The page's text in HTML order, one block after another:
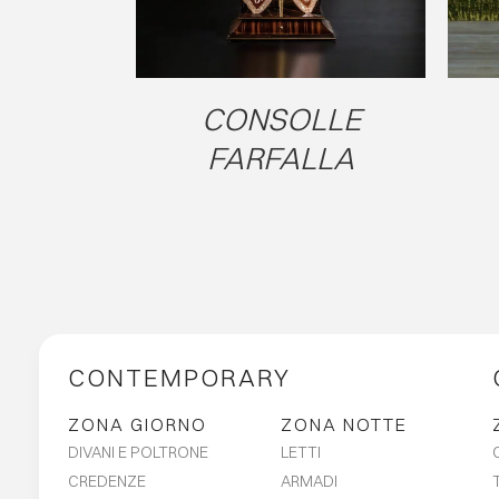
CONSOLLE
FARFALLA
CONTEMPORARY
ZONA GIORNO
DIVANI E POLTRONE
CREDENZE
ZONA NOTTE
LETTI
ARMADI